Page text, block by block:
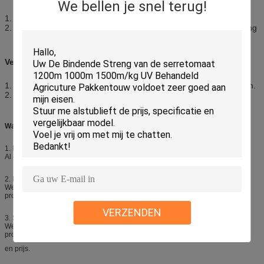
We bellen je snel terug!
VERZENDEN
1. Wij accepteren TT, L/C op zicht.
2. TT: aanbetaling van 30%, het saldo wordt gewist vóór verzending
Verzending:
1. Zeescheepvaart: Shenzhen-poort of andere aangewezen haven.
2. Internationale uitdrukkelijke: UPS, DHL, TNT, EMS, FedEx enz.
Waarom voor ons kiezen:
1. Beste materiaalkeuze
Al onze goederen zijn gemaakt van 100% nieuwe pp-grondstoffen.
2. Professionele productie
We produceren alle goederen zelf met bekwame werknemers, strikte QC,
professionele ingenieurs en verkoop.
3. Snelle verzending
We hebben een goede samenwerking met onze expediteur. Ze zijn
professioneel en zorgen voor een goede service
en prijs.